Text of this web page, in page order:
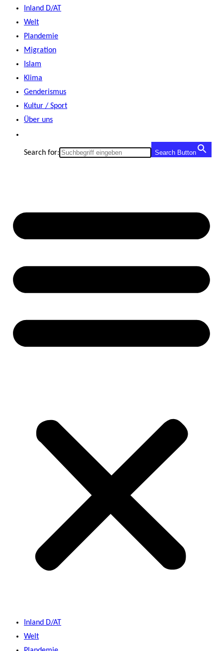
Inland D/AT
Welt
Plandemie
Migration
Islam
Klima
Genderismus
Kultur / Sport
Über uns
Search for: Search Button
Inland D/AT
Welt